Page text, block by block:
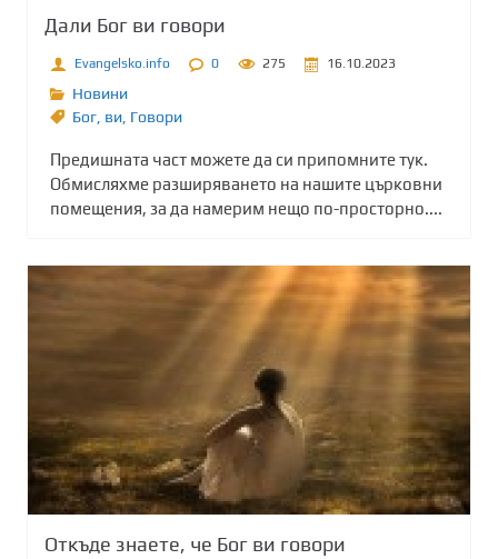
Дали Бог ви говори
Evangelsko.info 0 275 16.10.2023
Новини
Бог ви Говори
Предишната част можете да си припомните тук.
Обмисляхме разширяването на нашите църковни
помещения, за да намерим нещо по-просторно....
Откъде знаете, че Бог ви говори